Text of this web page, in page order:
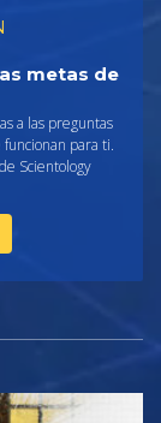
metas de
a las preguntas
para ti.
Scientology